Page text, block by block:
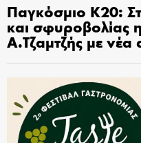
Παγκόσμιο Κ20:
και σφυροβολίας
Α.Τζαμτζής με νέα